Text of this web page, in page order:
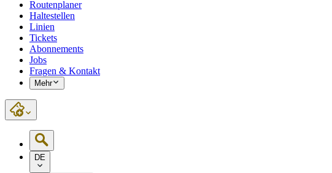
Routenplaner
Haltestellen
Linien
Tickets
Abonnements
Jobs
Fragen & Kontakt
Mehr
DE